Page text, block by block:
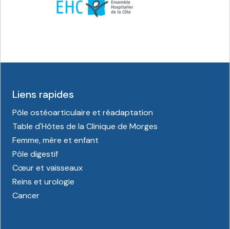
Liens rapides
Pôle ostéoarticulaire et réadaptation
Table d'Hôtes de la Clinique de Morges
Femme, mère et enfant
Pôle digestif
Cœur et vaisseaux
Reins et urologie
Cancer